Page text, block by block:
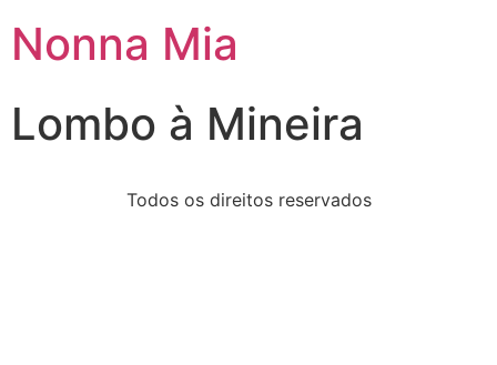
Nonna Mia
Lombo à Mineira
Todos os direitos reservados